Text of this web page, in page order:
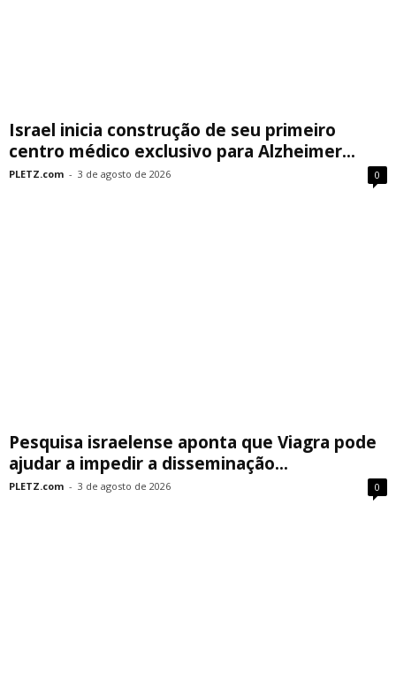
Israel inicia construção de seu primeiro
centro médico exclusivo para Alzheimer...
PLETZ.com - 3 de agosto de 2026 0
Pesquisa israelense aponta que Viagra pode
ajudar a impedir a disseminação...
PLETZ.com - 3 de agosto de 2026 0